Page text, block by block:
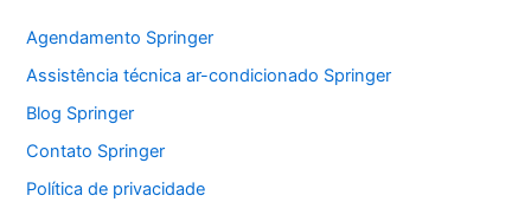
e
b
o
o
k
er s
A
p
l
Agendamento Springer
Assistência técnica ar-condicionado Springer
Blog Springer
Contato Springer
Política de privacidade